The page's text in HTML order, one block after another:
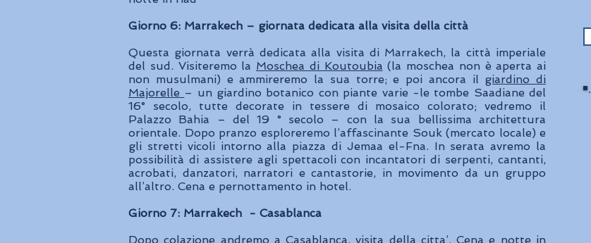
Giorno 6: Marrakech – giornata dedicata alla visita della città
Questa giornata verrà dedicata alla visita di Marrakech, la città imperiale
del sud. Visiteremo la Moschea di Koutoubia (la moschea non è aperta ai
non musulmani) e ammireremo la sua torre; e poi ancora il giardino di
Majorelle – un giardino botanico con piante varie -le tombe Saadiane del
16° secolo, tutte decorate in tessere di mosaico colorato; vedremo il
Palazzo Bahia – del 19 ° secolo – con la sua bellissima architettura
orientale. Dopo pranzo esploreremo l’affascinante Souk (mercato locale) e
gli stretti vicoli intorno alla piazza di Jemaa el-Fna. In serata avremo la
possibilità di assistere agli spettacoli con incantatori di serpenti, cantanti,
acrobati, danzatori, narratori e cantastorie, in movimento da un gruppo
all’altro. Cena e pernottamento in hotel.
Giorno 7: Marrakech - Casablanca
Dopo colazione andremo a Casablanca, visita della citta’. Cena e notte in